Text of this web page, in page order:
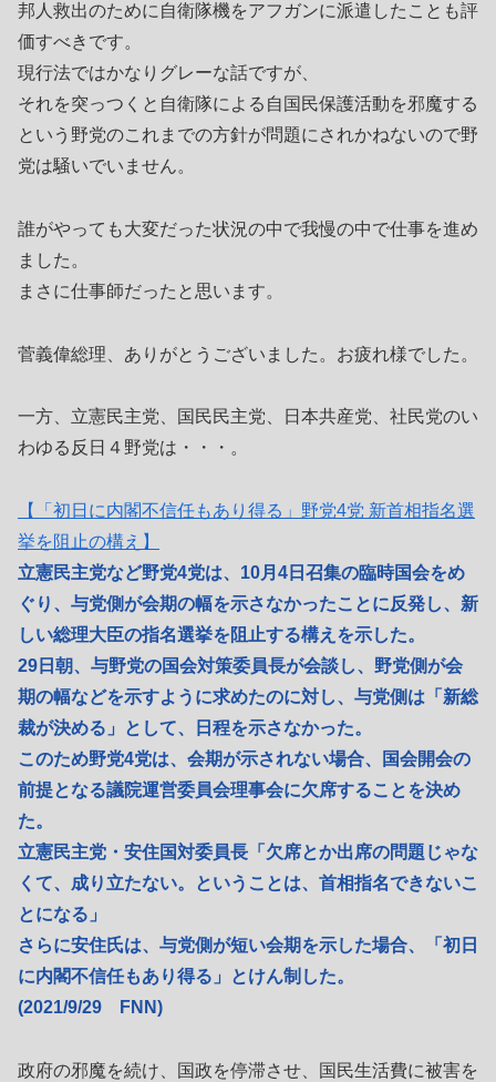
邦人救出のために自衛隊機をアフガンに派遣したことも評
価すべきです。
現行法ではかなりグレーな話ですが、
それを突っつくと自衛隊による自国民保護活動を邪魔する
という野党のこれまでの方針が問題にされかねないので野
党は騒いでいません。
誰がやっても大変だった状況の中で我慢の中で仕事を進め
ました。
まさに仕事師だったと思います。
菅義偉総理、ありがとうございました。お疲れ様でした。
一方、立憲民主党、国民民主党、日本共産党、社民党のい
わゆる反日４野党は・・・。
【「初日に内閣不信任もあり得る」野党4党 新首相指名選
挙を阻止の構え】
立憲民主党など野党4党は、10月4日召集の臨時国会をめ
ぐり、与党側が会期の幅を示さなかったことに反発し、新
しい総理大臣の指名選挙を阻止する構えを示した。
29日朝、与野党の国会対策委員長が会談し、野党側が会
期の幅などを示すように求めたのに対し、与党側は「新総
裁が決める」として、日程を示さなかった。
このため野党4党は、会期が示されない場合、国会開会の
前提となる議院運営委員会理事会に欠席することを決め
た。
立憲民主党・安住国対委員長「欠席とか出席の問題じゃな
くて、成り立たない。ということは、首相指名できないこ
とになる」
さらに安住氏は、与党側が短い会期を示した場合、「初日
に内閣不信任もあり得る」とけん制した。
(2021/9/29 FNN)
政府の邪魔を続け、国政を停滞させ、国民生活費に被害を